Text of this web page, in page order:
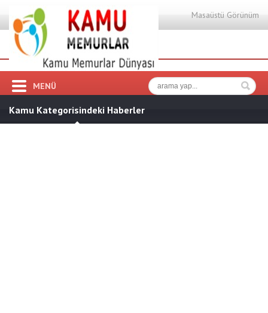
Masaüstü Görünüm
MENÜ
Kamu Kategorisindeki Haberler